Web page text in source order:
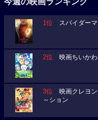
今週の映画ランキング
1位 スパイダーマ
2位 映画ちいかわ
3位 映画クレヨン
～ション